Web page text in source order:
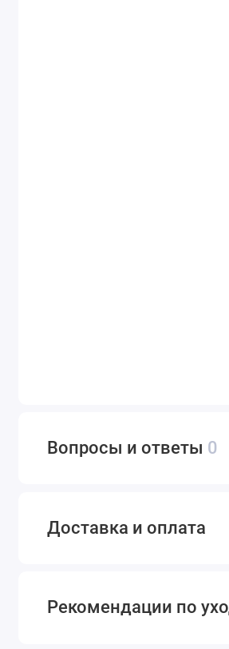
Вопросы и ответы 0
Доставка и оплата
Рекомендации по